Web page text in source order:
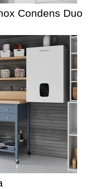
Condens Duo